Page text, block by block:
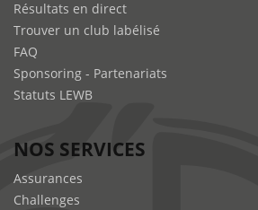
Résultats en direct
Trouver un club labélisé
FAQ
Sponsoring - Partenariats
Statuts LEWB
NOS SERVICES
Assurances
Challenges